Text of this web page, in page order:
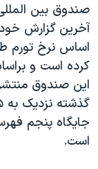
صندوق بین
آخرین گزارش
اساس نرخ تورم
کرده است و
این صندوق
جایگاه پنجم
است.